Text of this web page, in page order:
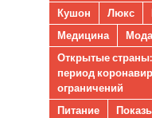
Кушон
Люкс
Медицина
Открытые
период
ограничений
Питание